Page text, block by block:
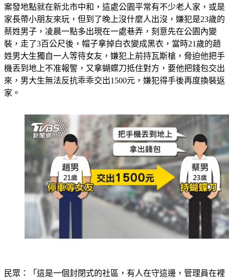
家長帶小朋友來玩，但到了晚上沒什麼人出沒，嫌犯是23歲的
蔡姓男子，凌晨一點多出現在一處巷弄，刻意先在公園內變
裝，走了3百公尺後，帽子拿掉白衣變成黑衣，當時21歲的趙
姓男大生獨自一人等待女友，嫌犯上前持瓦斯槍，脅迫他把手
機丟到地上不准報警，又拿蝴蝶刀抵住對方，要他把錢包交出
來，男大生無法反抗乖乖交出1500元，嫌犯得手後再度換裝返
家。
面。」